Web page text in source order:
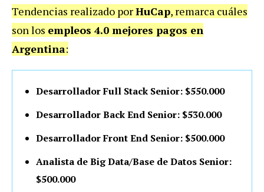
Tendencias realizado porHuCap, remarca cuáles
son los empleos 4.0 mejores pagos en
Argentina:
Desarrollador Full Stack Senior: $550.000
Desarrollador Back End Senior: $530.000
Desarrollador Front End Senior: $500.000
Analista de Big Data/Base de Datos Senior:
$500.000